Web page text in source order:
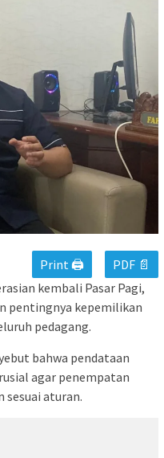
Print 🖨
PDF 📄
kembali Pasar Pagi,
pentingnya kepemilikan
pedagang.
bahwa pendataan
agar penempatan
aturan.